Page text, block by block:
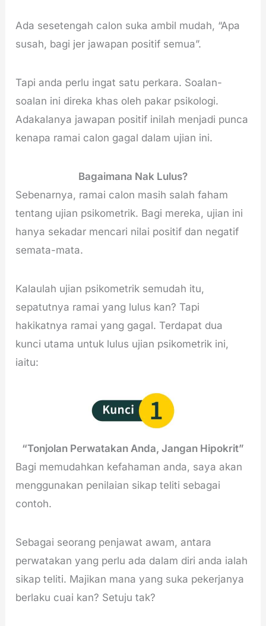
Ada sesetengah calon suka ambil mudah, “Apa
susah, bagi jer jawapan positif semua”.
Tapi anda perlu ingat satu perkara. Soalan-
soalan ini direka khas oleh pakar psikologi.
Adakalanya jawapan positif inilah menjadi punca
kenapa ramai calon gagal dalam ujian ini.
Bagaimana Nak Lulus?
Sebenarnya, ramai calon masih salah faham
tentang ujian psikometrik. Bagi mereka, ujian ini
hanya sekadar mencari nilai positif dan negatif
semata-mata.
Kalaulah ujian psikometrik semudah itu,
sepatutnya ramai yang lulus kan? Tapi
hakikatnya ramai yang gagal. Terdapat dua
kunci utama untuk lulus ujian psikometrik ini,
iaitu:
“Tonjolan Perwatakan Anda, Jangan Hipokrit”
Bagi memudahkan kefahaman anda, saya akan
menggunakan penilaian sikap teliti sebagai
contoh.
Sebagai seorang penjawat awam, antara
perwatakan yang perlu ada dalam diri anda ialah
sikap teliti. Majikan mana yang suka pekerjanya
berlaku cuai kan? Setuju tak?